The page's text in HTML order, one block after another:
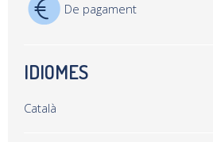
De pagament
IDIOMES
Català